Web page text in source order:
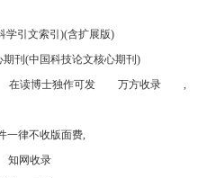
学引文索引)(含扩展版)
期刊(中国科技论文核心期刊)
在读博士独作可发 万方收录
,
一律不收版面费,
知网收录